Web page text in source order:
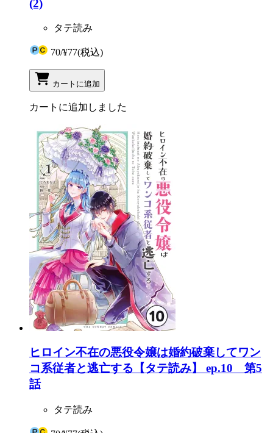
(2)
タテ読み
70/¥77(税込)
カートに追加
カートに追加しました
ヒロイン不在の悪役令嬢は婚約破棄してワン
コ系従者と逃亡する【タテ読み】 ep.10 第5
話
タテ読み